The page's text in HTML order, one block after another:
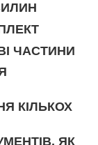
ЧАСТИНИ
КІЛЬКОХ
ЯК